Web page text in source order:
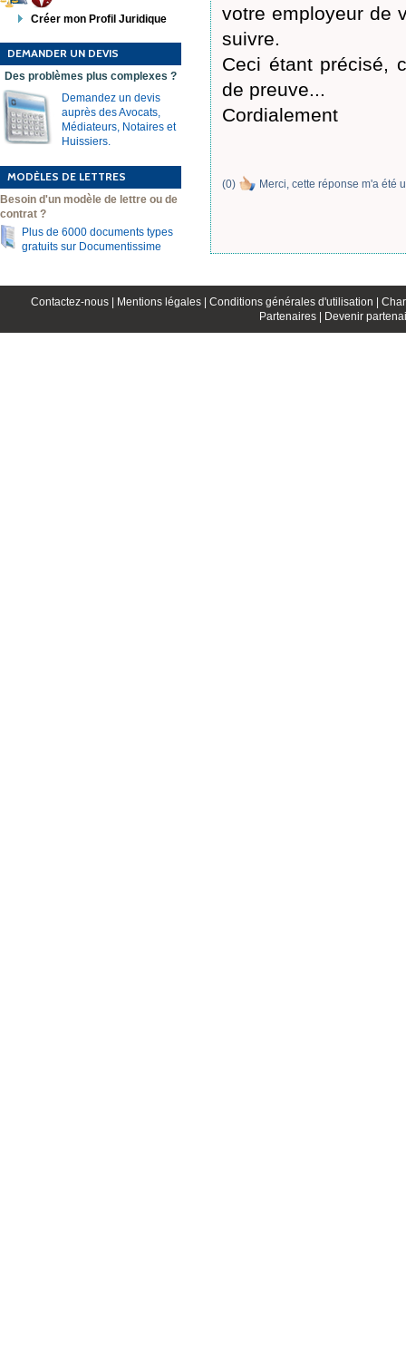
Créer mon Profil Juridique
DEMANDER UN DEVIS
Des problèmes plus complexes ?
Demandez un devis
auprès des Avocats,
Médiateurs, Notaires et
Huissiers.
MODÈLES DE LETTRES
Besoin d'un modèle de lettre ou de
contrat ?
Plus de 6000 documents types
gratuits sur Documentissime
votre employeur de
suivre.
Ceci étant précisé,
de preuve...
Cordialement
(0) Merci, cette réponse m'a été
Contactez-nous | Mentions légales | Conditions générales d'utilisation |
Partenaires |
Devenir